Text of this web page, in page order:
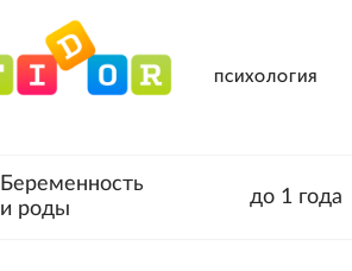
ПСИХОЛОГИЯ
Беременность
и роды
до 1 года